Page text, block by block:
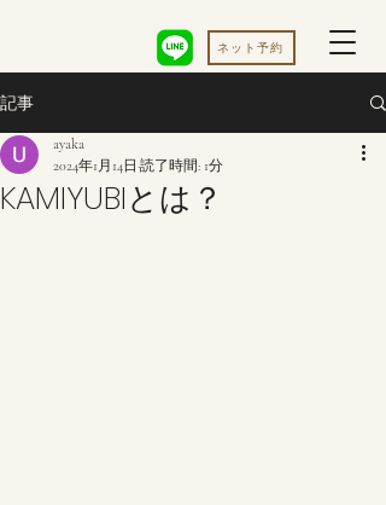
ネット予約
記事
KAMIYUBIとは？
ayaka
2024年1月14日 読了時間: 1分